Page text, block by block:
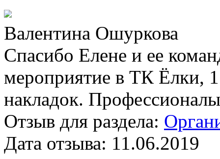
Валентина Ошуркова
Спасибо Елене и ее
мероприятие в ТК Ёлки,
накладок.
Отзыв для раздела:
Дата отзыва: 11.06.2019